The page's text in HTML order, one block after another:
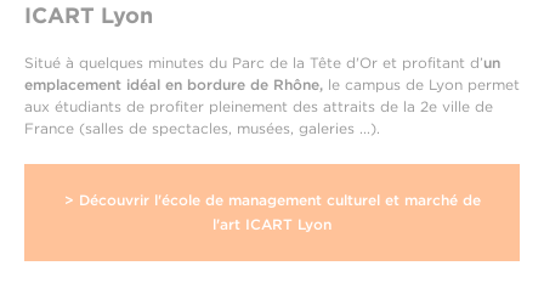
ICART Lyon
Situé à quelques minutes du Parc de la Tête d'Or et profitant d’un
emplacement idéal en bordure de Rhône, le campus de Lyon permet
aux étudiants de profiter pleinement des attraits de la 2e ville de
France (salles de spectacles, musées, galeries ...).
> Découvrir l'école de management culturel et marché de
l'art ICART Lyon